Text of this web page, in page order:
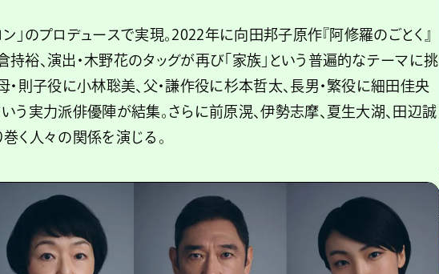
」のプロデュースで実現。2022年に向田邦子原作『阿修羅のごとく』
裕、演出・木野花のタッグが再び「家族」という普遍的なテーマに挑
・則子役に小林聡美、父・謙作役に杉本哲太、長男・繁役に細田佳央
う実力派俳優陣が結集。さらに前原滉、伊勢志摩、夏生大湖、田辺誠
く人々の関係を演じる。